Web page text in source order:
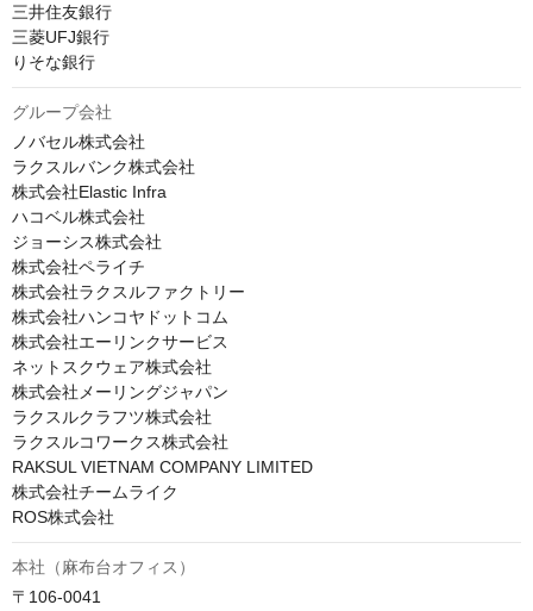
三井住友銀行
三菱UFJ銀行
りそな銀行
グループ会社
ノバセル株式会社
ラクスルバンク株式会社
株式会社Elastic Infra
ハコベル株式会社
ジョーシス株式会社
株式会社ペライチ
株式会社ラクスルファクトリー
株式会社ハンコヤドットコム
株式会社エーリンクサービス
ネットスクウェア株式会社
株式会社メーリングジャパン
ラクスルクラフツ株式会社
ラクスルコワークス株式会社
RAKSUL VIETNAM COMPANY LIMITED
株式会社チームライク
ROS株式会社
本社（麻布台オフィス）
〒106-0041